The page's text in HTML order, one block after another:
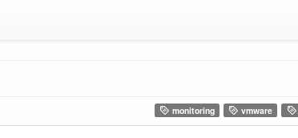
monitoring vmware